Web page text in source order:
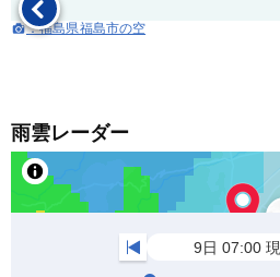
：福島県福島市の空
雨雲レーダー